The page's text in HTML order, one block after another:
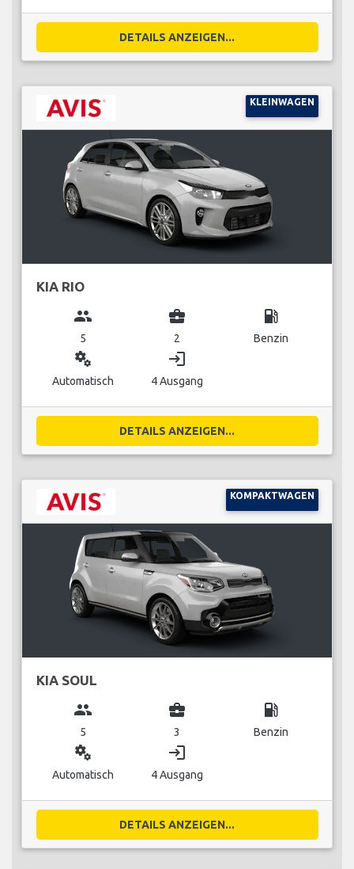
DETAILS ANZEIGEN...
KLEINWAGEN
KIA RIO
group
5
business_center
2
local_gas_station
Benzin
miscellaneous_services
Automatisch
login
4 Ausgang
DETAILS ANZEIGEN...
KOMPAKTWAGEN
KIA SOUL
group
5
business_center
3
local_gas_station
Benzin
miscellaneous_services
Automatisch
login
4 Ausgang
DETAILS ANZEIGEN...